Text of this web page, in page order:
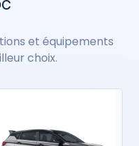
et équipements
choix.